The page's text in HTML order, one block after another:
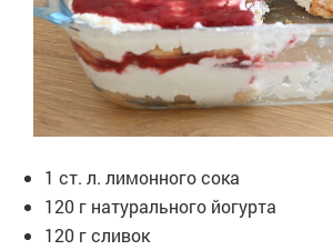
1 ст. л. лимонного сока
120 г натурального йогурта
120 г сливок